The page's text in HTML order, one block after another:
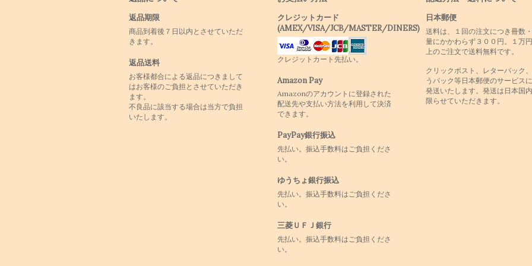
返品期限
商品到着後７日以内とさせていただ
きます。
返品送料
お客様都合による返品につきまして
はお客様のご負担とさせていただき
ます。
不良品に該当する場合は当方で負担
いたします。
クレジットカード
(AMEX/VISA/JCB/MASTER/DINERS)
クレジットカート先払い。
Amazon Pay
Amazonのアカウントに登録された
配送先や支払い方法を利用して決済
できます。
PayPay銀行振込
先払い。振込手数料はご負担くださ
い。
ゆうちょ銀行振込
先払い。振込手数料はご負担くださ
い。
三菱ＵＦＪ銀行
先払い。振込手数料はご負担くださ
い。
日本郵便
送料は、１回の注文につき冊数
量にかかわらず３００円。１万
上のご注文で送料無料です。
クリックポスト、レターパック
うパック等日本郵便のサービス
発送いたします。発送は日本国
限らせていただきます。